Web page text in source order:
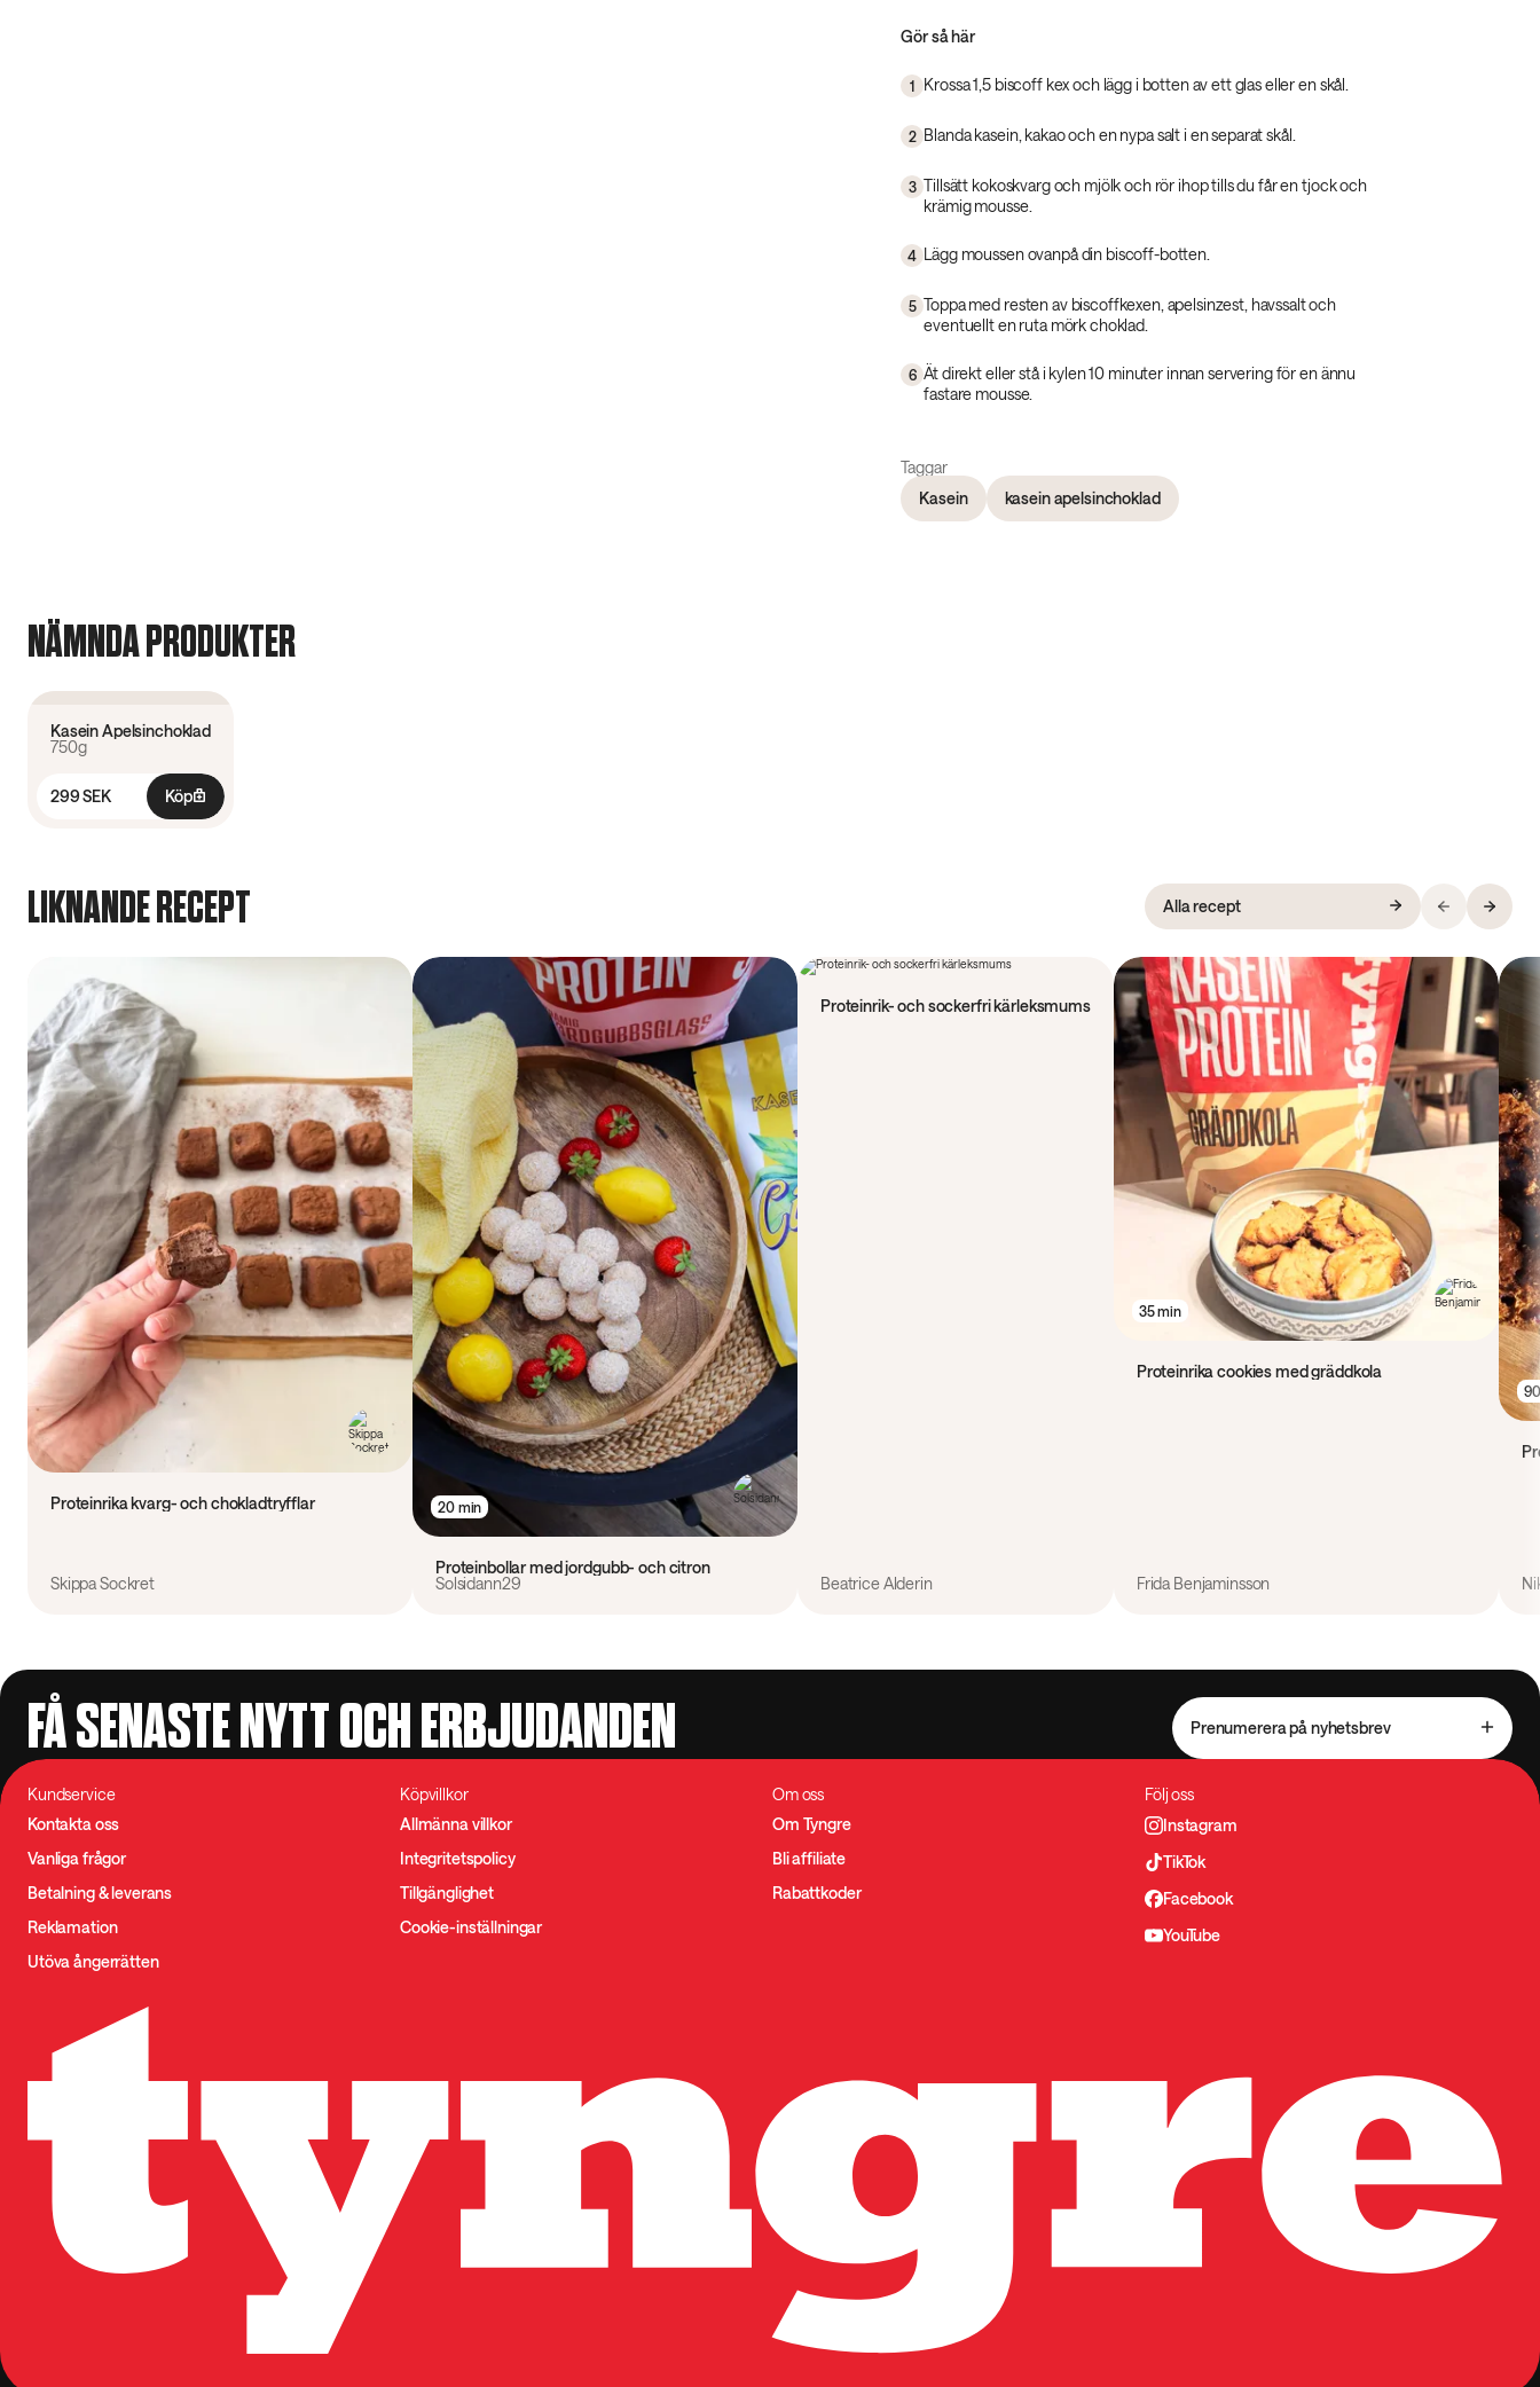
Gör så här
1 Krossa 1,5 biscoff kex och lägg i botten av ett glas eller en skål.
2 Blanda kasein, kakao och en nypa salt i en separat skål.
3 Tillsätt kokoskvarg och mjölk och rör ihop tills du får en tjock och
krämig mousse.
4 Lägg moussen ovanpå din biscoff-botten.
5 Toppa med resten av biscoffkexen, apelsinzest, havssalt och
eventuellt en ruta mörk choklad.
6 Ät direkt eller stå i kylen 10 minuter innan servering för en ännu
fastare mousse.
Taggar
Kasein
kasein apelsinchoklad
NÄMNDA PRODUKTER
Kasein Apelsinchoklad
750g
299 SEK Köp
LIKNANDE RECEPT Alla recept
Proteinrika kvarg- och chokladtryfflar
Skippa Sockret
20 min
Proteinbollar med jordgubb- och citron
Solsidann29
Proteinrik- och sockerfri kärleksmums
Beatrice Alderin
35 min
Proteinrika cookies med gräddkola
Frida Benjaminsson
FÅ SENASTE NYTT OCH ERBJUDANDEN Prenumerera på nyhetsbrev
Kundservice
Kontakta oss
Vanliga frågor
Betalning & leverans
Reklamation
Utöva ångerrätten
Köpvillkor
Allmänna villkor
Integritetspolicy
Tillgänglighet
Cookie-inställningar
Om oss
Om Tyngre
Bli affiliate
Rabattkoder
Följ oss
Instagram
TikTok
Facebook
YouTube